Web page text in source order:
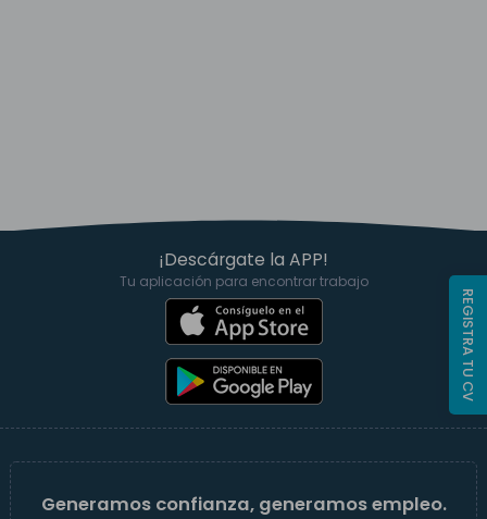
¡Descárgate la APP!
Tu aplicación para encontrar trabajo
Generamos confianza, generamos empleo.
REGISTRA TU CV